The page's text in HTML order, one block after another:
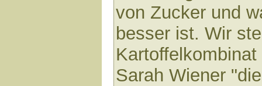
von Zucker und
besser ist. Wir
Sarah Wiener